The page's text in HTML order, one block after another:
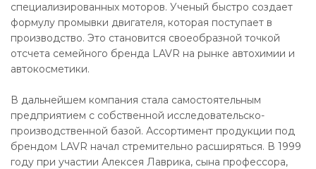
специализированных моторов. Ученый быстро создает
формулу промывки двигателя, которая поступает в
производство. Это становится своеобразной точкой
отсчета семейного бренда LAVR на рынке автохимии и
автокосметики.
В дальнейшем компания стала самостоятельным
предприятием с собственной исследовательско-
производственной базой. Ассортимент продукции под
брендом LAVR начал стремительно расширяться. В 1999
году при участии Алексея Лаврика, сына профессора,